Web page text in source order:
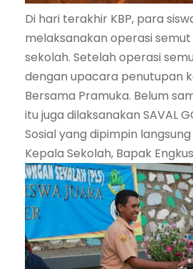
Di hari terakhir KBP, para
melaksanakan operasi
sekolah. Setelah operasi
dengan upacara penutupan
Bersama Pramuka. Belum
itu juga dilaksanakan SAVAL
Sosial yang dipimpin
Kepala Sekolah, Bapak